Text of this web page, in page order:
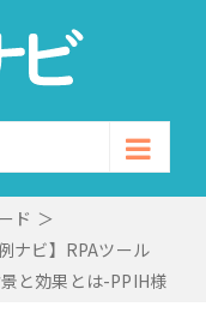
ド ＞
ナビ】RPAツール
と効果とは-PPIH様